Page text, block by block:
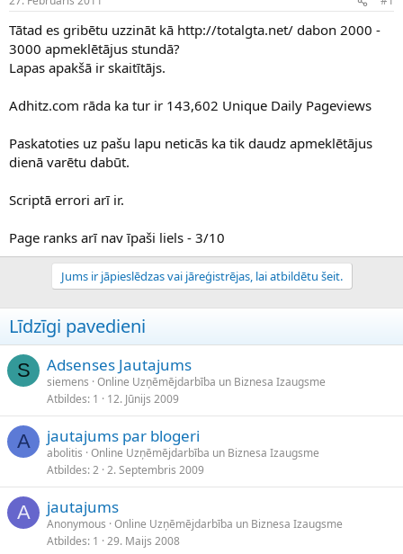
n
a
u
z
s
c
s
a
t
u
m
s
Tātad es gribētu uzzināt kā http://totalgta.net/ dabon 2000 -
3000 apmeklētājus stundā?
Lapas apakšā ir skaitītājs.
Adhitz.com rāda ka tur ir 143,602 Unique Daily Pageviews
Paskatoties uz pašu lapu neticās ka tik daudz apmeklētājus
dienā varētu dabūt.
Scriptā errori arī ir.
Page ranks arī nav īpaši liels - 3/10
Jums ir jāpieslēdzas vai jāreģistrējas, lai atbildētu šeit.
Līdzīgi pavedieni
S Adsenses Jautajums
siemens Online Uzņēmējdarbība un Biznesa Izaugsme
Atbildes 1 12. Jūnijs 2009
A jautajums par blogeri
abolitis Online Uzņēmējdarbība un Biznesa Izaugsme
Atbildes 2 2. Septembris 2009
A jautajums
Anonymous Online Uzņēmējdarbība un Biznesa Izaugsme
Atbildes 1 29. Maijs 2008